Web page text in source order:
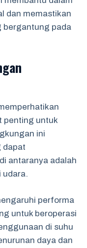
dan memastikan
bergantung pada
penting untuk
ini
dapat
antaranya adalah
udara.
performa
untuk beroperasi
di suhu
daya dan